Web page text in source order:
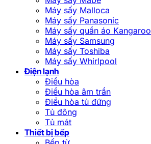
Máy sấy Malloca
Máy sấy Panasonic
Máy sấy quần áo Kangaroo
Máy sấy Samsung
Máy sấy Toshiba
Máy sấy Whirlpool
Điện lạnh
Điều hòa
Điều hòa âm trần
Điều hòa tủ đứng
Tủ đông
Tủ mát
Thiết bị bếp